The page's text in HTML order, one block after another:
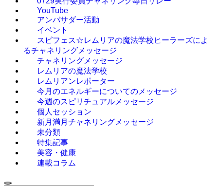
YouTube
アンバサダー活動
イベント
スピフェス☆レムリアの魔法学校ヒーラーズによ
るチャネリングメッセージ
チャネリングメッセージ
レムリアの魔法学校
レムリアンレポーター
今月のエネルギーについてのメッセージ
今週のスピリチュアルメッセージ
個人セッション
新月満月チャネリングメッセージ
未分類
特集記事
美容・健康
連載コラム